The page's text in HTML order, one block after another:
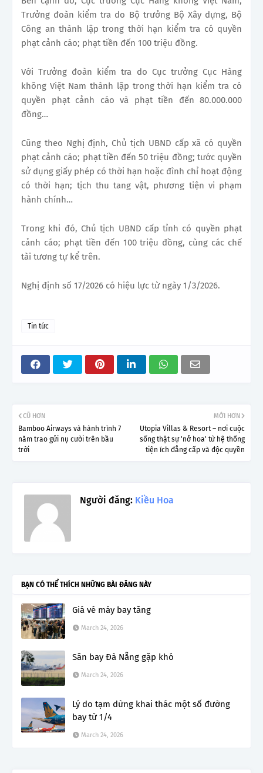
Trưởng đoàn kiểm tra do Bộ trưởng Bộ Xây dựng, Bộ
Công an thành lập trong thời hạn kiểm tra có quyền
phạt cảnh cáo; phạt tiền đến 100 triệu đồng.
Với Trưởng đoàn kiểm tra do Cục trưởng Cục Hàng
không Việt Nam thành lập trong thời hạn kiểm tra có
quyền phạt cảnh cáo và phạt tiền đến 80.000.000
đồng…
Cũng theo Nghị định, Chủ tịch UBND cấp xã có quyền
phạt cảnh cáo; phạt tiền đến 50 triệu đồng; tước quyền
sử dụng giấy phép có thời hạn hoặc đình chỉ hoạt động
có thời hạn; tịch thu tang vật, phương tiện vi phạm
hành chính…
Trong khi đó, Chủ tịch UBND cấp tỉnh có quyền phạt
cảnh cáo; phạt tiền đến 100 triệu đồng, cùng các chế
tài tương tự kể trên.
Nghị định số 17/2026 có hiệu lực từ ngày 1/3/2026.
Tin tức
MỚI HƠN
Utopia Villas & Resort – nơi cuộc
sống thật sự 'nở hoa' từ hệ thống
tiện ích đẳng cấp và độc quyền
CŨ HƠN
Bamboo Airways và hành trình 7
năm trao gửi nụ cười trên bầu
trời
Người đăng: Kiều Hoa
BẠN CÓ THỂ THÍCH NHỮNG BÀI ĐĂNG NÀY
Giá vé máy bay tăng
March 24, 2026
Sân bay Đà Nẵng gặp khó
March 24, 2026
Lý do tạm dừng khai thác một số đường
bay từ 1/4
March 24, 2026